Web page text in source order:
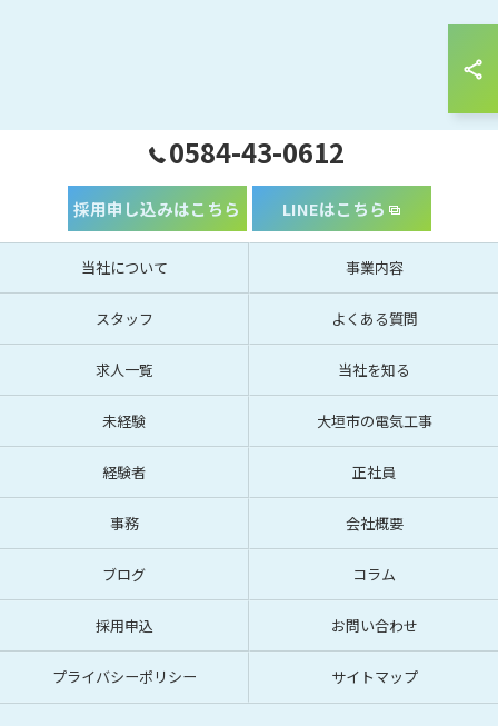
0584-43-0612
採用申し込みはこちら LINEはこちら
当社について 事業内容
スタッフ よくある質問
求人一覧 当社を知る
未経験 大垣市の電気工事
経験者 正社員
事務 会社概要
ブログ コラム
採用申込 お問い合わせ
プライバシーポリシー サイトマップ